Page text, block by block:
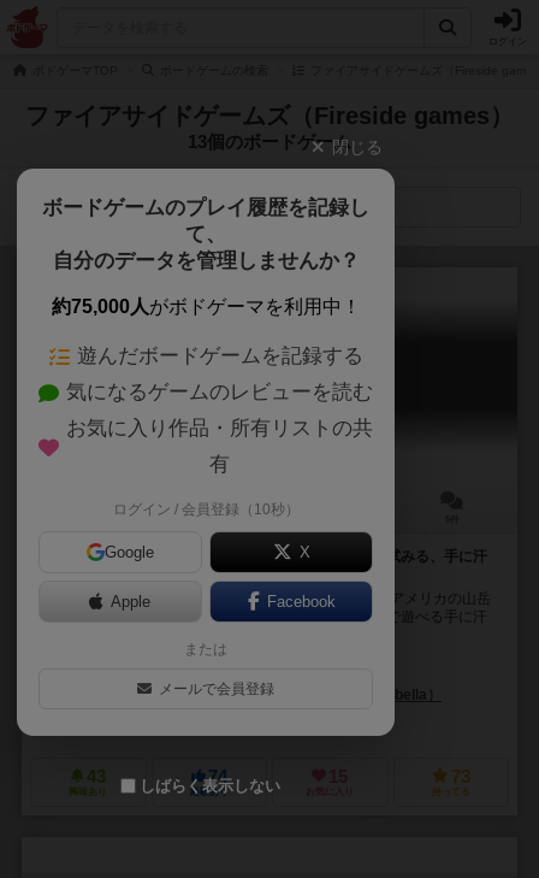
ファイアサイドゲームズ（Fireside games）
13個のボードゲーム
検索メニュー
ホットショット：山岳消防隊
Hotshots
60分前後
アメリカの山岳消防隊の隊員となり、山火事の鎮火を試みる、手に汗
『ホットショット:山岳消防隊』では、プレイヤーはアメリカの山岳
消防隊の隊員となり、山火事の鎮火を試みる、1~4 人で遊べる手に汗
ビクター・ペレス・コルベッラ（Víctor Pérez Corbella）
43
興味あり
74
経験あり
15
お気に入り
73
持ってる
閉じる
ボードゲームのプレイ履歴を記録し
て、
自分のデータを管理しませんか？
約75,000人がボドゲーマを利用中！
遊んだボードゲームを記録する
気になるゲームのレビューを読む
お気に入り作品・所有リストの共
有
ログイン / 会員登録（10秒）
Google X
Apple Facebook
または
メールで会員登録
しばらく表示しない